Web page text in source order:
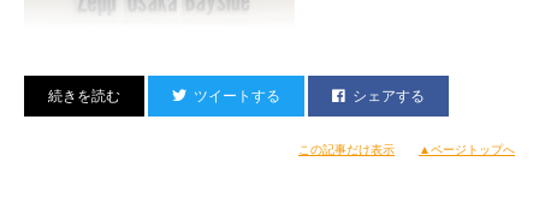
ツイートする シェアする
この記事だけ表示 ▲ページトップへ